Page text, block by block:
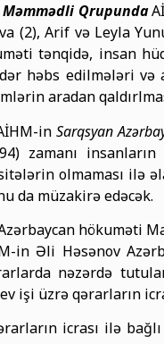
Qrupunda
(2), Arif və Leyla
tənqidə, insan
həbs edilmələri və
aradan
in Sarqsyan
zamanı
olmaması ilə
da müzakirə edəcək.
hökuməti
in Əli Həsənov
nəzərdə
işi üzrə qərarların
icrası ilə